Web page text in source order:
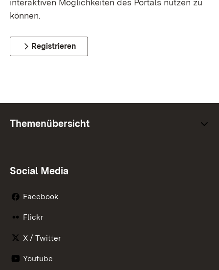
interaktiven Möglichkeiten des Portals nutzen zu
können.
Registrieren
Themenübersicht
Social Media
Facebook
Flickr
X / Twitter
Youtube